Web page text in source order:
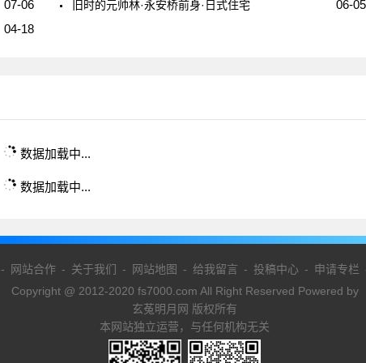
07-06 06-05
旧时的元帅林·永安桥前身·日式住宅
04-18
数据加载中...
数据加载中...
- 网站合作- 关于我们 - 网站地图 - 给我留言 - 投稿中心- 申请专栏
Copyright @ 2012-2020 fs7000.com All Right Reserved Powered by
玄菟明月网 版权所有
本网站独立运营，与任何机构无关